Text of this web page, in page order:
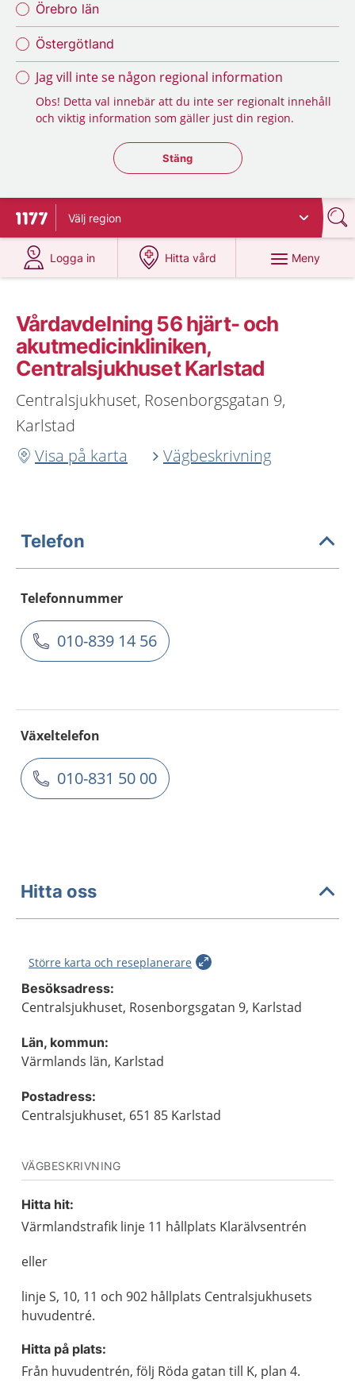
Örebro län
Östergötland
Jag vill inte se någon regional information
Obs! Detta val innebär att du inte ser regionalt innehåll
och viktig information som gäller just din region.
Stäng regionsväljaren
Stäng
Till startsidan för 1177
Välj region
Logga in
på 1177.se
Hitta vård
på 1177.se
Meny
Vårdavdelning 56 hjärt- och
akutmedicinkliniken,
Centralsjukhuset Karlstad
Centralsjukhuset, Rosenborgsgatan 9,
Karlstad
Visa på karta
Vägbeskrivning
Telefon
Telefonnummer
010-839 14 56
Växeltelefon
010-831 50 00
Hitta oss
Större karta och reseplanerare
Besöksadress:
Centralsjukhuset, Rosenborgsgatan 9, Karlstad
Län, kommun:
Värmlands län, Karlstad
Postadress:
Centralsjukhuset, 651 85 Karlstad
VÄGBESKRIVNING
Hitta hit:
Värmlandstrafik linje 11 hållplats Klarälvsentrén
eller
linje S, 10, 11 och 902 hållplats Centralsjukhusets
huvudentré.
Hitta på plats:
Från huvudentrén, följ Röda gatan till K, plan 4.